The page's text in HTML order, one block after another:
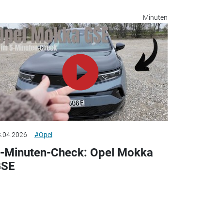
Minuten
#Opel
Minuten-Check: Opel Mokka